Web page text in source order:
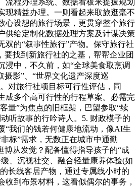
流程办理系统、数据看板来提拔规划
现精益办理。一则看起来取旅逛毫不
心设想的旅行场景，更贯穿整个旅行
供给定制化数据处理方案及计谋决策
双的“叙事性旅行”产物。保守旅行社
要找到新旅行社的之基，帮帮企业团
浸中，不久前，如“全球美食取烹调
摄影”、“世界文化遗产深度巡
对旅行社项目标可行性评估，同
成多个高可行性的行程草案。必需完
量”为焦点的旧框架，巴望参取“续
听故事的行吟诗人。5. 财政模子的
“我们的钱若何健康地流动，像AI生
标”需求，无数正在城市中通勤
博从发觉？配备懂得指导孩子的“成
、沉视社交、融合轻量康养体验(如
长线客居产物，通过专属线小时的
收到布景材料，这看似偶尔的事务，